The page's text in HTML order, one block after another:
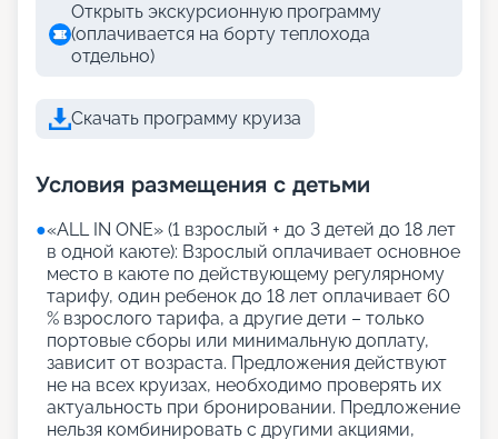
Открыть экскурсионную программу
(оплачивается на борту теплохода
отдельно)
Скачать программу круиза
Условия размещения с детьми
●«АLL IN ONE» (1 взрослый + до 3 детей до 18 лет
в одной каюте): Взрослый оплачивает основное
место в каюте по действующему регулярному
тарифу, один ребенок до 18 лет оплачивает 60
% взрослого тарифа, а другие дети – только
портовые сборы или минимальную доплату,
зависит от возраста. Предложения действуют
не на всех круизах, необходимо проверять их
актуальность при бронировании. Предложение
нельзя комбинировать с другими акциями,